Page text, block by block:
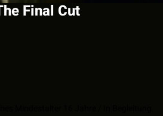
Final Cut